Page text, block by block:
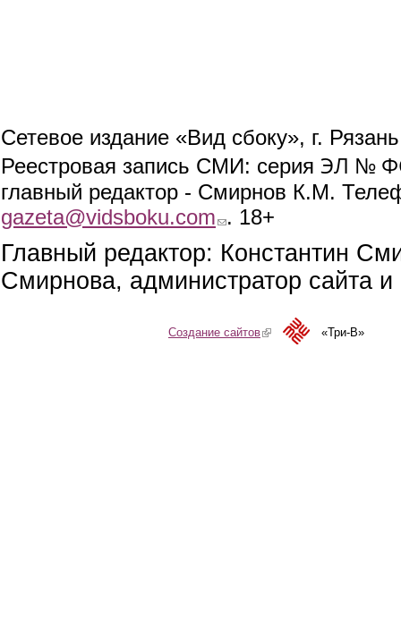
Сетевое издание «Вид сбоку», г.
Реестровая запись СМИ: серия ЭЛ №
главный редактор - Смирнов К.М.
gazeta@vidsboku.com (link sends e-mail)
. 18+
Главный редактор: Константин
Смирнова, администратор сайта
Создание сайтов(link is external)«Три-В»